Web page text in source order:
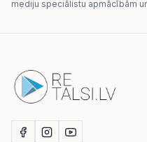
mediju speciālistu apmācībām